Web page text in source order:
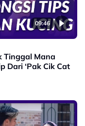
09:46
Tinggal Mana
Dari ‘Pak Cik Cat